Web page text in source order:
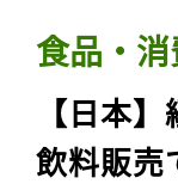
食品・
【日本
飲料販売